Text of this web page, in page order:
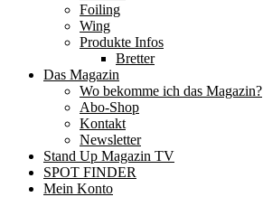
Foiling
Wing
Produkte Infos
Bretter
Das Magazin
Wo bekomme ich das Magazin?
Abo-Shop
Kontakt
Newsletter
Stand Up Magazin TV
SPOT FINDER
Mein Konto